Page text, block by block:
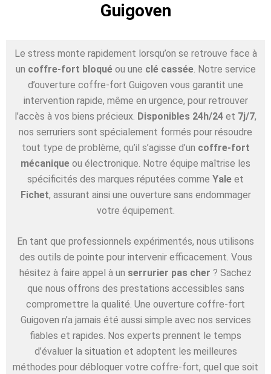
Guigoven
Le stress monte rapidement lorsqu’on se retrouve face à
un coffre-fort bloquéou une clé cassée. Notre service
d’ouverture coffre-fort Guigoven vous garantit une
intervention rapide, même en urgence, pour retrouver
l’accès à vos biens précieux. Disponibles 24h/24 et 7j/7,
nos serruriers sont spécialement formés pour résoudre
tout type de problème, qu’il s’agisse d’un coffre-fort
mécanique ou électronique. Notre équipe maîtrise les
spécificités des marques réputées comme Yale et
Fichet, assurant ainsi une ouverture sans endommager
votre équipement.
En tant que professionnels expérimentés, nous utilisons
des outils de pointe pour intervenir efficacement. Vous
hésitez à faire appel à un serrurier pas cher ? Sachez
que nous offrons des prestations accessibles sans
compromettre la qualité. Une ouverture coffre-fort
Guigoven n’a jamais été aussi simple avec nos services
fiables et rapides. Nos experts prennent le temps
d’évaluer la situation et adoptent les meilleures
méthodes pour débloquer votre coffre-fort, quel que soit